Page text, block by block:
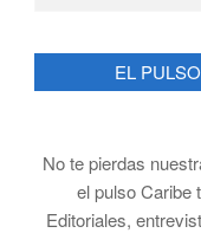
EL
No te pierdas
el pulso Caribe
Editoriales,